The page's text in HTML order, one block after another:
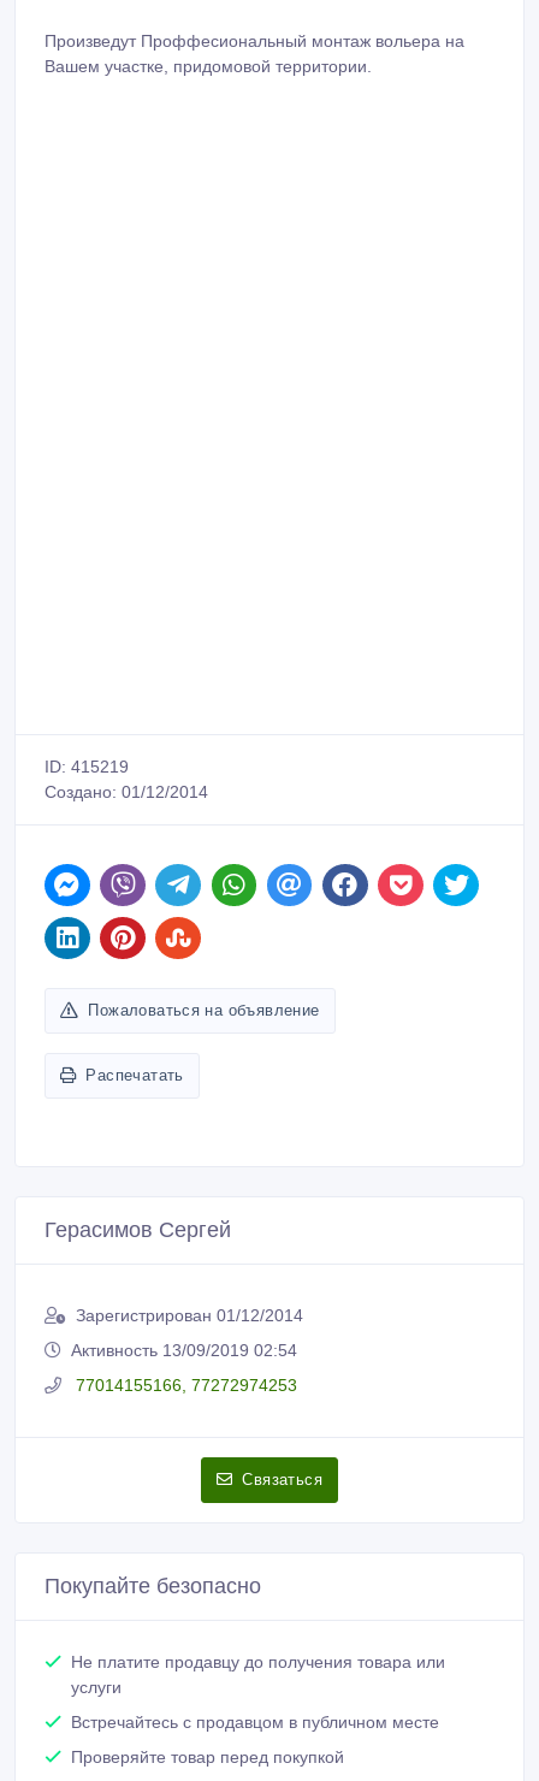
Произведут Проффесиональный монтаж вольера на
Вашем участке, придомовой территории.
ID: 415219
Создано: 01/12/2014
Пожаловаться на объявление
Распечатать
Герасимов Сергей
Зарегистрирован 01/12/2014
Активность 13/09/2019 02:54
77014155166, 77272974253
Связаться
Покупайте безопасно
Не платите продавцу до получения товара или
услуги
Встречайтесь с продавцом в публичном месте
Проверяйте товар перед покупкой